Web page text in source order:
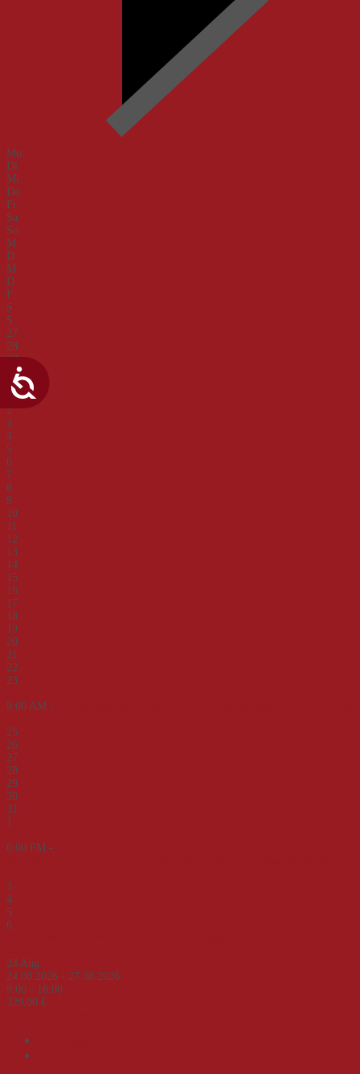
Mo.
Di.
Mi.
Do.
Fr.
Sa.
So.
M
D
M
D
F
S
S
27
28
29
30
31
2
3
4
5
6
7
8
9
10
11
12
13
14
15
16
17
18
19
20
21
22
23
9:00 AM -
25
26
27
28
29
30
31
1
6:00 PM -
3
4
5
6
24 Aug.
24.08.2026 - 27.08.2026
9:00 - 16:00
320,00 €